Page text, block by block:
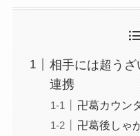
相手には超う
連携
卍葛カウン
卍葛後しゃ